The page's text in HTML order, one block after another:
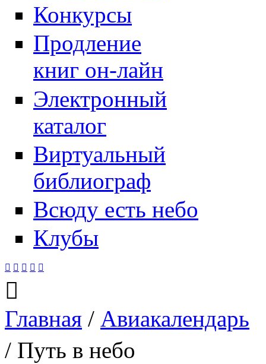
Конкурсы
Продление
книг он-лайн
Электронный
каталог
Виртуальный
библиограф
Всюду есть небо
Клубы
    

Вы здесь
Главная / Авиакалендарь
/ Путь в небо